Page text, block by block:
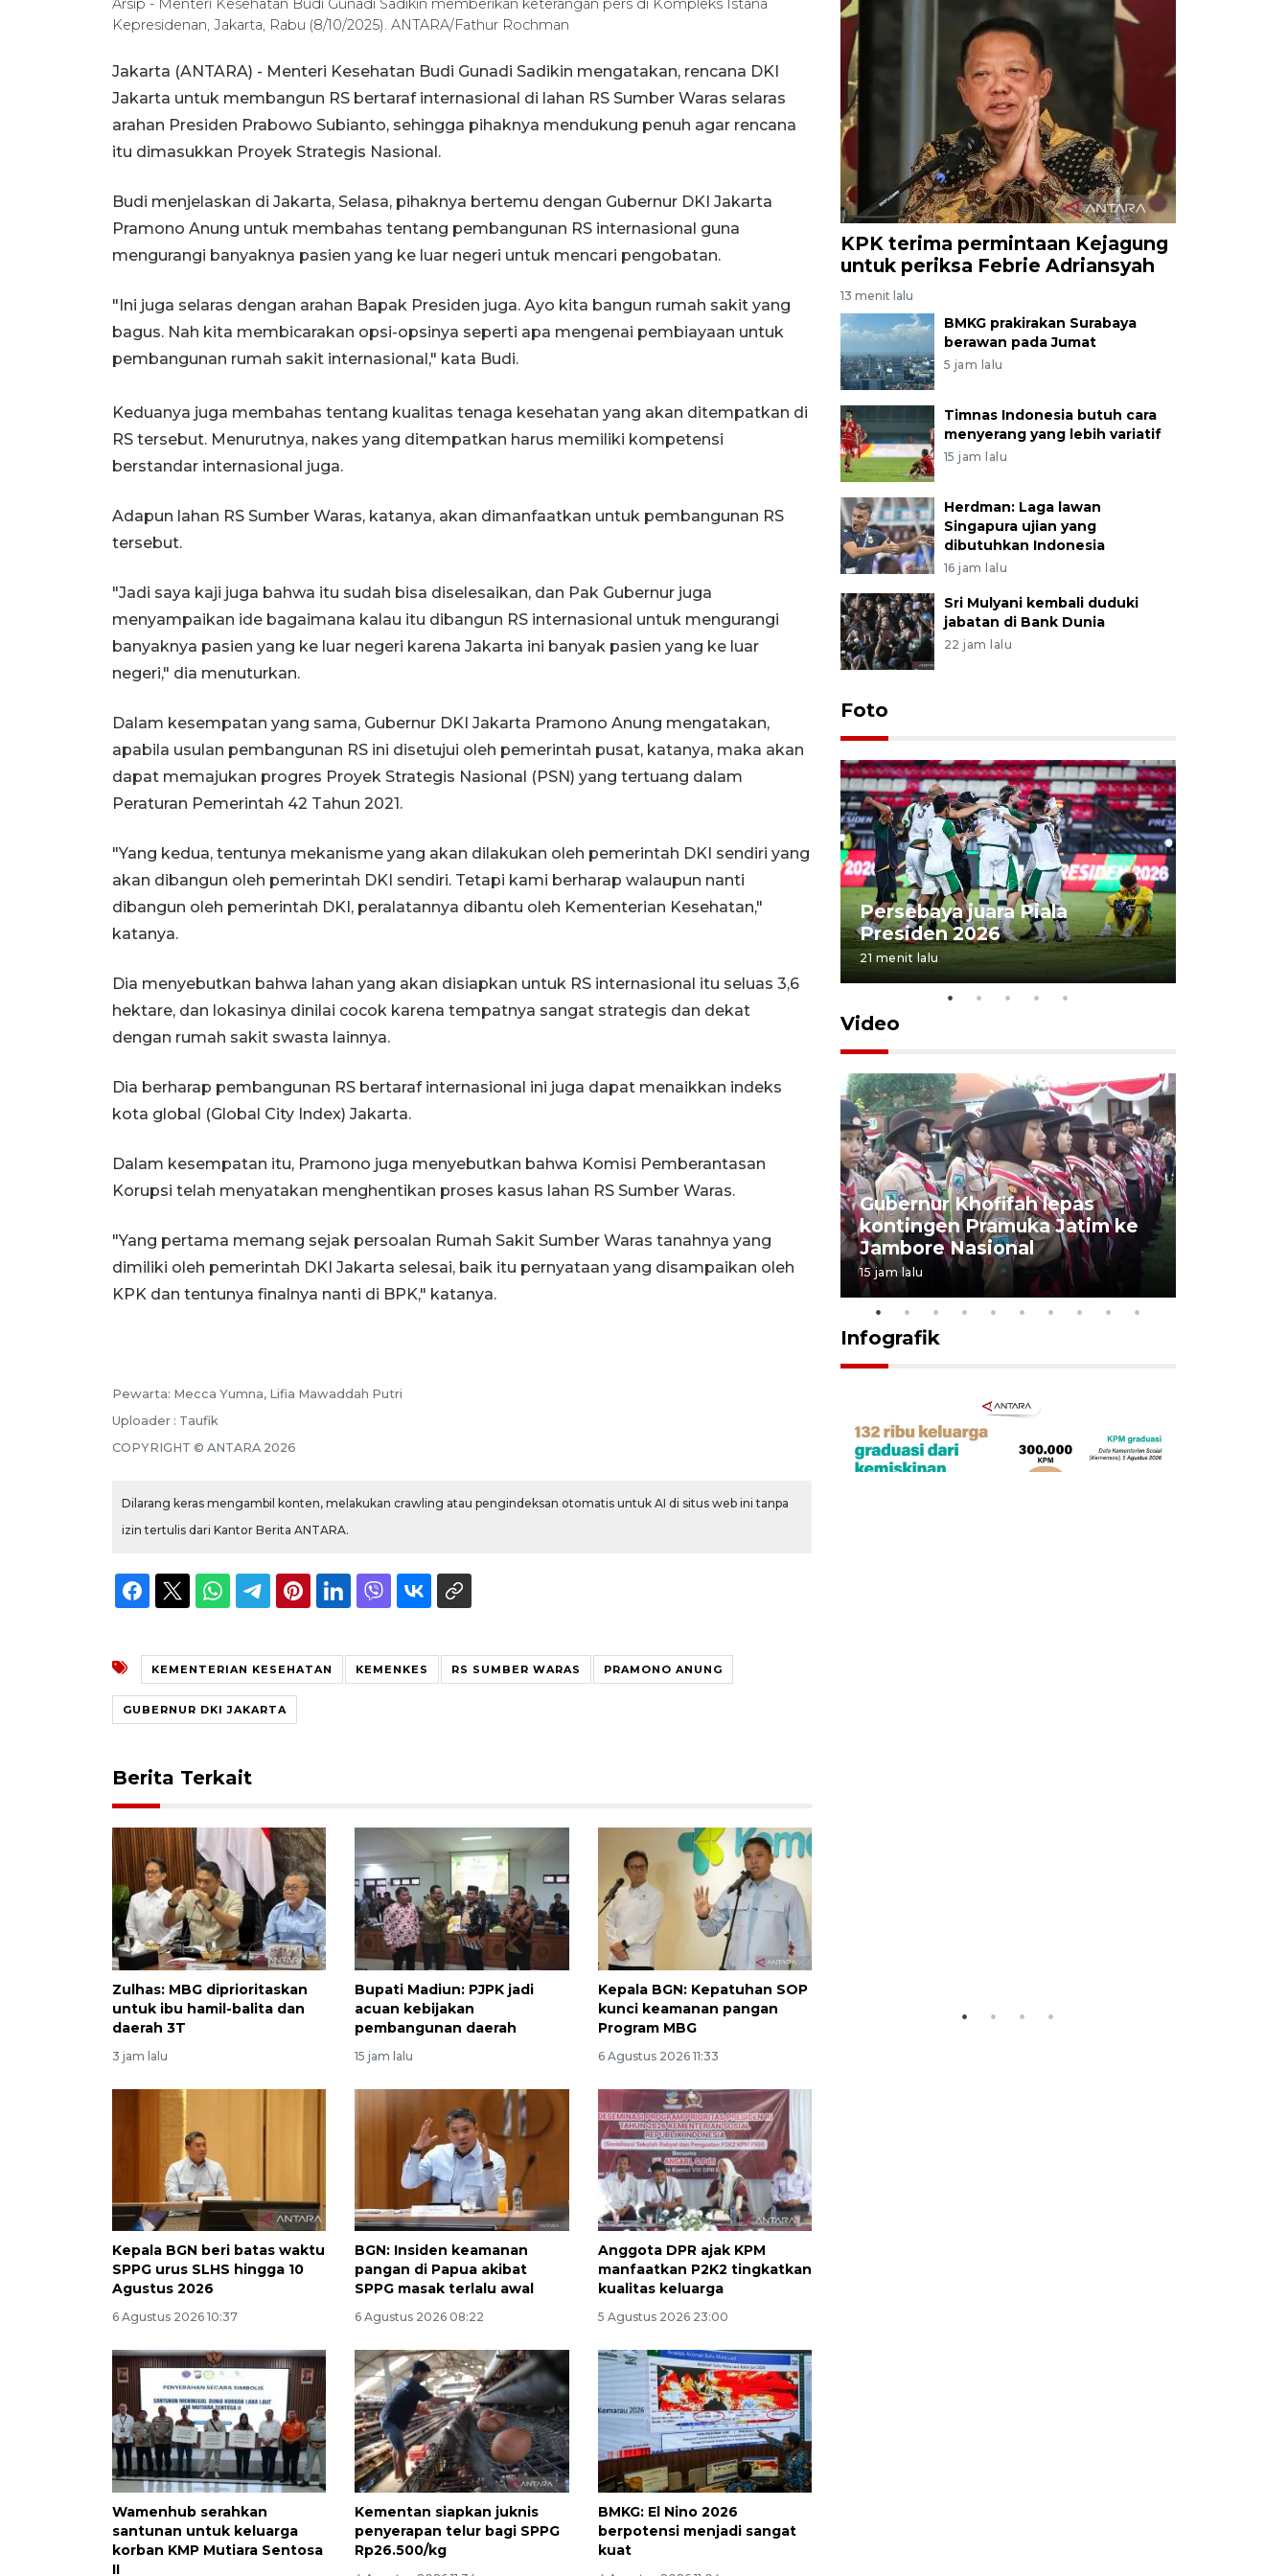
Arsip - Menteri Kesehatan Budi Gunadi Sadikin memberikan keterangan pers di Kompleks Istana
Kepresidenan, Jakarta, Rabu (8/10/2025). ANTARA/Fathur Rochman
Jakarta (ANTARA) - Menteri Kesehatan Budi Gunadi Sadikin mengatakan, rencana DKI
Jakarta untuk membangun RS bertaraf internasional di lahan RS Sumber Waras selaras
arahan Presiden Prabowo Subianto, sehingga pihaknya mendukung penuh agar rencana
itu dimasukkan Proyek Strategis Nasional.
Budi menjelaskan di Jakarta, Selasa, pihaknya bertemu dengan Gubernur DKI Jakarta
Pramono Anung untuk membahas tentang pembangunan RS internasional guna
mengurangi banyaknya pasien yang ke luar negeri untuk mencari pengobatan.
"Ini juga selaras dengan arahan Bapak Presiden juga. Ayo kita bangun rumah sakit yang
bagus. Nah kita membicarakan opsi-opsinya seperti apa mengenai pembiayaan untuk
pembangunan rumah sakit internasional," kata Budi.
Keduanya juga membahas tentang kualitas tenaga kesehatan yang akan ditempatkan di
RS tersebut. Menurutnya, nakes yang ditempatkan harus memiliki kompetensi
berstandar internasional juga.
Adapun lahan RS Sumber Waras, katanya, akan dimanfaatkan untuk pembangunan RS
tersebut.
"Jadi saya kaji juga bahwa itu sudah bisa diselesaikan, dan Pak Gubernur juga
menyampaikan ide bagaimana kalau itu dibangun RS internasional untuk mengurangi
banyaknya pasien yang ke luar negeri karena Jakarta ini banyak pasien yang ke luar
negeri," dia menuturkan.
Dalam kesempatan yang sama, Gubernur DKI Jakarta Pramono Anung mengatakan,
apabila usulan pembangunan RS ini disetujui oleh pemerintah pusat, katanya, maka akan
dapat memajukan progres Proyek Strategis Nasional (PSN) yang tertuang dalam
Peraturan Pemerintah 42 Tahun 2021.
"Yang kedua, tentunya mekanisme yang akan dilakukan oleh pemerintah DKI sendiri yang
akan dibangun oleh pemerintah DKI sendiri. Tetapi kami berharap walaupun nanti
dibangun oleh pemerintah DKI, peralatannya dibantu oleh Kementerian Kesehatan,"
katanya.
Dia menyebutkan bahwa lahan yang akan disiapkan untuk RS internasional itu seluas 3,6
hektare, dan lokasinya dinilai cocok karena tempatnya sangat strategis dan dekat
dengan rumah sakit swasta lainnya.
Dia berharap pembangunan RS bertaraf internasional ini juga dapat menaikkan indeks
kota global (Global City Index) Jakarta.
Dalam kesempatan itu, Pramono juga menyebutkan bahwa Komisi Pemberantasan
Korupsi telah menyatakan menghentikan proses kasus lahan RS Sumber Waras.
"Yang pertama memang sejak persoalan Rumah Sakit Sumber Waras tanahnya yang
dimiliki oleh pemerintah DKI Jakarta selesai, baik itu pernyataan yang disampaikan oleh
KPK dan tentunya finalnya nanti di BPK," katanya.
Pewarta: Mecca Yumna, Lifia Mawaddah Putri
Uploader : Taufik
COPYRIGHT © ANTARA 2026
Dilarang keras mengambil konten, melakukan crawling atau pengindeksan otomatis untuk AI di situs web ini tanpa
izin tertulis dari Kantor Berita ANTARA.
KEMENTERIAN KESEHATAN KEMENKES RS SUMBER WARAS PRAMONO ANUNG
GUBERNUR DKI JAKARTA
Berita Terkait
Zulhas: MBG diprioritaskan
untuk ibu hamil-balita dan
daerah 3T
3 jam lalu
Bupati Madiun: PJPK jadi
acuan kebijakan
pembangunan daerah
15 jam lalu
Kepala BGN: Kepatuhan SOP
kunci keamanan pangan
Program MBG
6 Agustus 2026 11:33
Kepala BGN beri batas waktu
SPPG urus SLHS hingga 10
Agustus 2026
6 Agustus 2026 10:37
BGN: Insiden keamanan
pangan di Papua akibat
SPPG masak terlalu awal
6 Agustus 2026 08:22
Anggota DPR ajak KPM
manfaatkan P2K2 tingkatkan
kualitas keluarga
5 Agustus 2026 23:00
Wamenhub serahkan
santunan untuk keluarga
korban KMP Mutiara Sentosa
II
Kementan siapkan juknis
penyerapan telur bagi SPPG
Rp26.500/kg
BMKG: El Nino 2026
berpotensi menjadi sangat
kuat
KPK terima permintaan Kejagung
untuk periksa Febrie Adriansyah
13 menit lalu
BMKG prakirakan Surabaya
berawan pada Jumat
5 jam lalu
Timnas Indonesia butuh cara
menyerang yang lebih variatif
15 jam lalu
Herdman: Laga lawan
Singapura ujian yang
dibutuhkan Indonesia
16 jam lalu
Sri Mulyani kembali duduki
jabatan di Bank Dunia
22 jam lalu
Foto
Tulungagung
15 jam lalu
Persebaya juara Piala
Presiden 2026
21 menit lalu
Video
BNPB optimalkan penguatan
Jawa Timur
5 Agustus 2026 19:09
Gubernur Khofifah lepas
kontingen Pramuka Jatim ke
Jambore Nasional
15 jam lalu
Infografik
Vaksin HPV untuk siswa laki-
laki